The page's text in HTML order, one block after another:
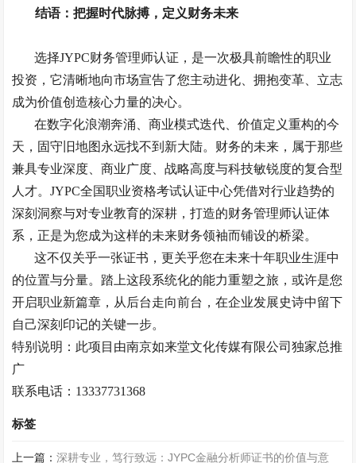
结语：把握时代脉搏，定义财务未来
选择JYPC财务管理师认证，是一次极具前瞻性的职业
投资，它清晰地向市场宣告了您主动进化、拥抱变革、立志
成为价值创造核心力量的决心。
在数字化浪潮奔涌、商业模式迭代、价值定义重构的今
天，固守旧地图永远找不到新大陆。财务的未来，属于那些
兼具专业深度、商业广度、战略高度与科技敏锐度的复合型
人才。JYPC全国职业资格考试认证中心凭借对行业趋势的
深刻洞察与对专业教育的深耕，打造的财务管理师认证体
系，正是为您成为这样的未来财务领袖而铺设的桥梁。
这不仅关乎一张证书，更关乎您在未来十年职业生涯中
的位置与分量。踏上这段系统化的能力重塑之旅，或许是您
开启职业新篇章，从后台走向前台，在企业发展史诗中留下
自己深刻印记的关键一步。
特别说明：此项目由南京如来堂文化传媒有限公司独家总推
广
联系电话： 13337731368
标签
上一篇：深耕专业，笃行致远：JYPC金融分析师证书的价值与意